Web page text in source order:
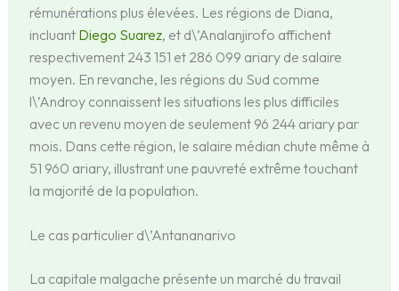
rémunérations plus élevées. Les régions de Diana,
incluant Diego Suarez, et d\’Analanjirofo affichent
respectivement 243 151 et 286 099 ariary de salaire
moyen. En revanche, les régions du Sud comme
l\’Androy connaissent les situations les plus difficiles
avec un revenu moyen de seulement 96 244 ariary par
mois. Dans cette région, le salaire médian chute même à
51 960 ariary, illustrant une pauvreté extrême touchant
la majorité de la population.
Le cas particulier d\’Antananarivo
La capitale malgache présente un marché du travail